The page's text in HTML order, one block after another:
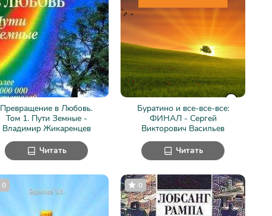
Превращение в Любовь.
Том 1. Пути Земные -
Владимир Жикаренцев
Читать
Буратино и все-все-все:
ФИНАЛ - Сергей
Викторович Васильев
Читать
0 0